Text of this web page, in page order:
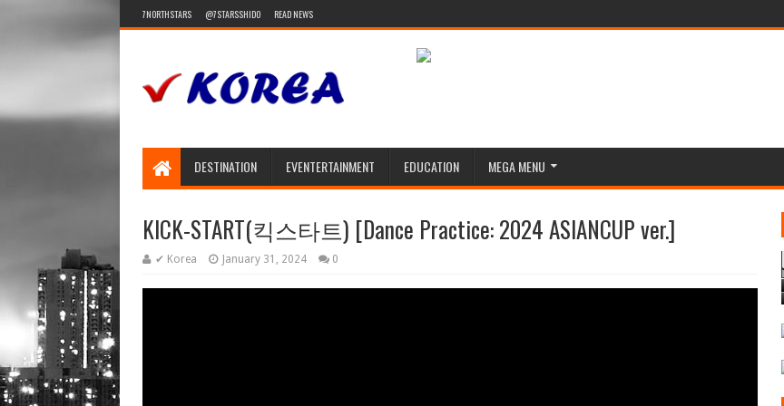
7NORTHSTARS @7STARSSHIDO READ NEWS
DESTINATION EVENTERTAINMENT EDUCATION MEGA MENU
KICK-START(킥스타트) [Dance Practice: 2024 ASIANCUP ver.]
✔ Korea January 31, 2024 0